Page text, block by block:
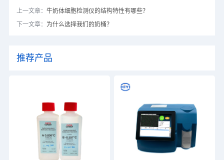
上一文章： 牛奶体细胞检测仪的结构特性有哪些？
下一文章： 为什么选择我们的奶桶？
推荐产品